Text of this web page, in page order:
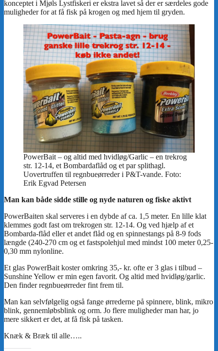
PowerBait – og altid med hvidløg/Garlic – en trekrog
str. 12-14, et Bombardaflåd og et par splithagl.
Uovertruffen til regnbueørreder i P&T-vande. Foto:
Erik Egvad Petersen
Man kan både sidde stille og nyde naturen og fiske aktivt